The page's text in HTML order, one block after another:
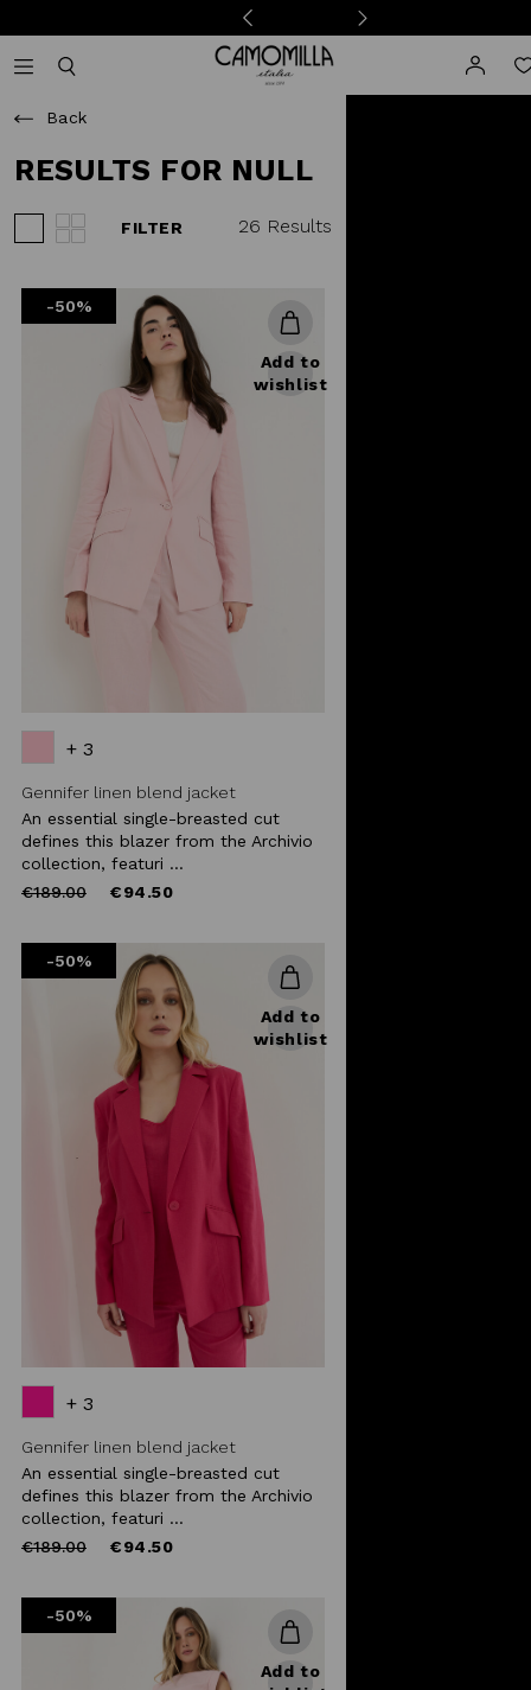
Camomilla Italia®
Back
RESULTS FOR NULL
FILTER 26 Results
-50%
Add to
wishlist
+ 3
Gennifer linen blend jacket
An essential single-breasted cut
defines this blazer from the Archivio
collection, featuri ...
Price
€189.00to €94.50
-50%
Add to
wishlist
+ 3
Gennifer linen blend jacket
An essential single-breasted cut
defines this blazer from the Archivio
collection, featuri ...
Price
€189.00to €94.50
-50%
Add to